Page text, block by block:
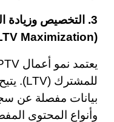
3. التخصيص وزيادة
(Personalization & LTV Maximization):
بيانات مفصلة عن
وأنواع المحتوى